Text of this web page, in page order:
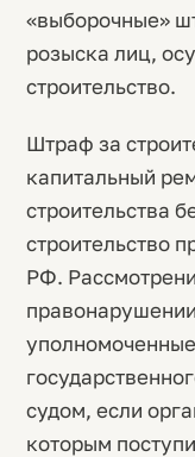
«выборочные»
розыска лиц,
строительство.
Штраф за
капитальный
строительства
строительство
РФ.
судом, если
которым